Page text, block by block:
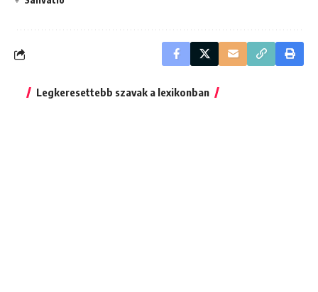
Legkeresettebb szavak a lexikonban